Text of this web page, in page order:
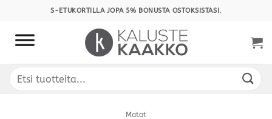
content
S-ETUKORTILLA JOPA 5% BONUSTA OSTOKSISTASI.
Etsi:
Matot